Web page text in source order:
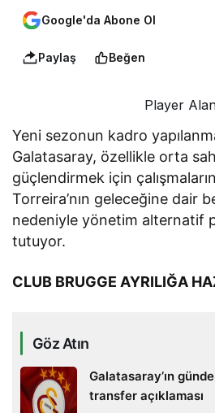
Google'da Abone Ol
Paylaş Beğen
Player
Yeni sezonun kadro
Galatasaray, özellikle orta
güçlendirmek için
Torreira’nın geleceğine dair
nedeniyle yönetim alternatif
tutuyor.
CLUB BRUGGE AYRILIĞA
Göz Atın
Galatasaray’ın
transfer açıklaması